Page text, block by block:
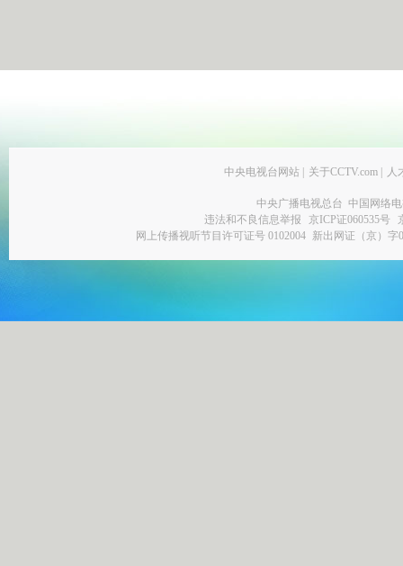
中央电视台网站 | 关于CCTV.com | 人
中央广播电视总台 中国网络
违法和不良信息举报
京ICP证060535号
网上传播视听节目许可证号 0102004 新出网证（京）